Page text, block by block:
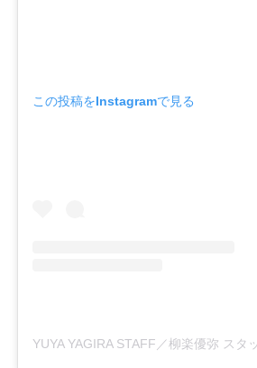
この投稿をInstagramで見る